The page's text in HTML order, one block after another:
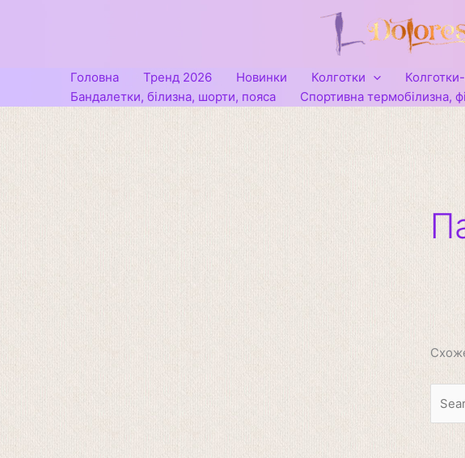
Головна
Тренд 2026 Новинки Колготки
Бандалетки, білизна, шорти, пояса
Спортивна термобілизна,